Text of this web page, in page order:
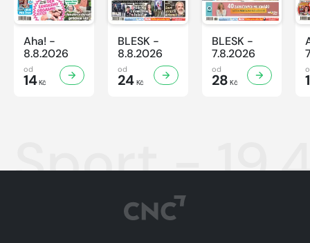
Aha! -
8.8.2026
od
14Kč
BLESK -
8.8.2026
od
24Kč
BLESK -
7.8.2026
od
28 Kč
Sport -